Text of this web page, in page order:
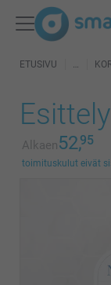
ETUSIVU
Alkaen52,95
toimituskulut eivät